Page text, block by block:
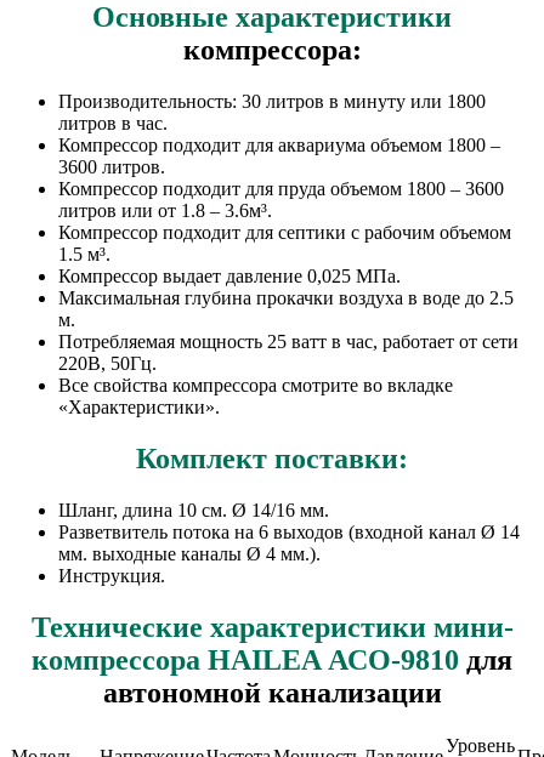
Основные характеристики
компрессора:
Производительность: 30 литров в минуту или 1800
литров в час.
Компрессор подходит для аквариума объемом 1800 –
3600 литров.
Компрессор подходит для пруда объемом 1800 – 3600
литров или от 1.8 – 3.6м³.
Компрессор подходит для септики с рабочим объемом
1.5 м³.
Компрессор выдает давление 0,025 МПа.
Максимальная глубина прокачки воздуха в воде до 2.5
м.
Потребляемая мощность 25 ватт в час, работает от сети
220В, 50Гц.
Все свойства компрессора смотрите во вкладке
«Характеристики».
Комплект поставки:
Шланг, длина 10 см. Ø 14/16 мм.
Разветвитель потока на 6 выходов (входной канал Ø 14
мм. выходные каналы Ø 4 мм.).
Инструкция.
Технические характеристики мини-
компрессора HAILEA АСО-9810 для
автономной канализации
Уровень